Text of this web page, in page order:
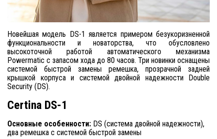
Новейшая модель DS-1 является примером безукоризненной
функциональности и новаторства, что обусловлено
высокоточной работой автоматического механизма
Powermatic с запасом хода до 80 часов. Три новинки оснащены
системой быстрой замены ремешка, прозрачной задней
крышкой корпуса и системой двойной надежности Double
Security (DS).
Certina DS-1
Основные особенности: DS (система двойной надежности),
два ремешка с системой быстрой замены